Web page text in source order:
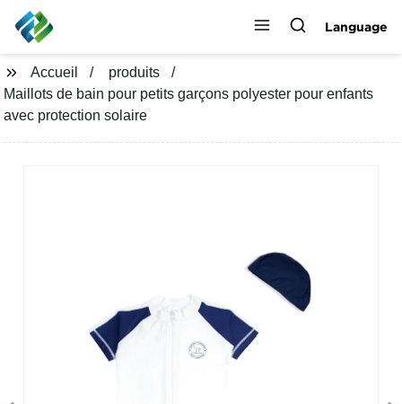
Language
Accueil
produits
Maillots de bain pour petits garçons polyester pour enfants
avec protection solaire